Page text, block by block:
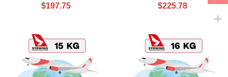
$197.75 $225.78